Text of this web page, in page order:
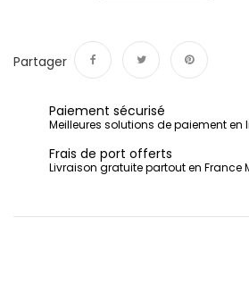
Partager
Paiement sécurisé
Meilleures solutions de paiement en
Frais de port offerts
Livraison gratuite partout en France